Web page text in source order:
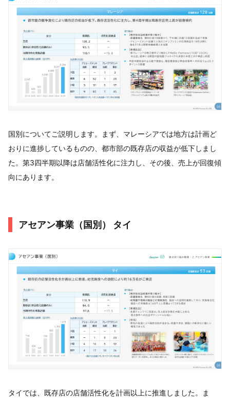
国別についてご説明します。まず、マレーシアでは地方は計画ど
おりに進捗しているものの、都市部の既存店の収益が低下しまし
た。第3四半期以降は店舗活性化に注力し、その後、売上が回復傾
向にあります。
アセアン事業（国別） タイ
タイでは、既存店の店舗活性化を計画以上に推進しました。ま